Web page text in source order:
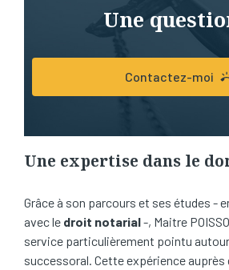
Une
Contactez-moi
Une expertise dans le
Grâce à son parcours et ses études -
avec le droit notarial-, Maitre
service particulièrement pointu
successoral. Cette expérience auprès